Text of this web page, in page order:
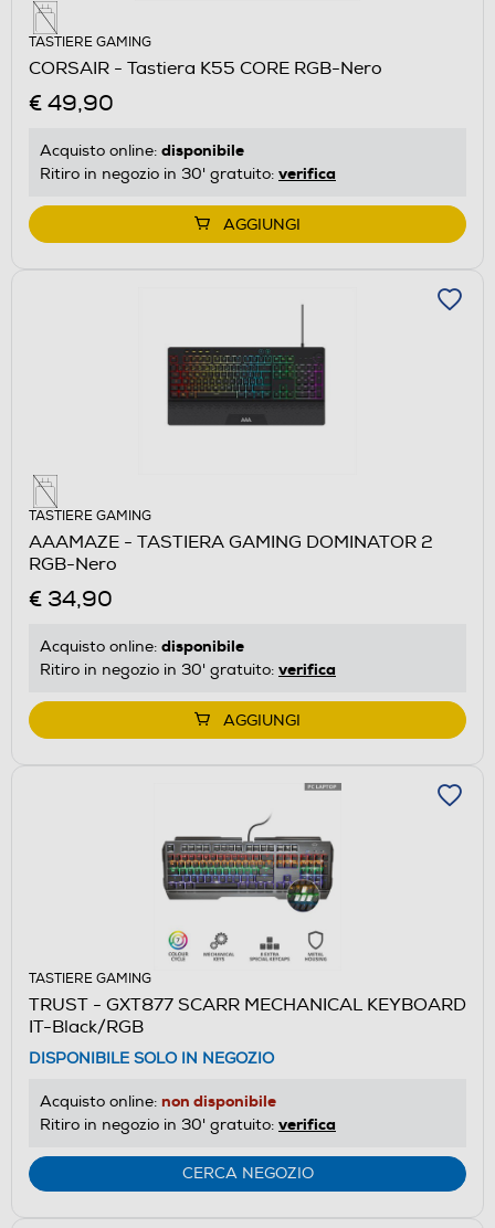
TASTIERE GAMING
CORSAIR - Tastiera K55 CORE RGB-Nero
€ 49,90
Acquisto online: disponibile
Ritiro in negozio in 30' gratuito: verifica
AGGIUNGI
TASTIERE GAMING
AAAMAZE - TASTIERA GAMING DOMINATOR 2
RGB-Nero
€ 34,90
Acquisto online: disponibile
Ritiro in negozio in 30' gratuito: verifica
AGGIUNGI
TASTIERE GAMING
TRUST - GXT877 SCARR MECHANICAL KEYBOARD
IT-Black/RGB
DISPONIBILE SOLO IN NEGOZIO
Acquisto online: non disponibile
Ritiro in negozio in 30' gratuito: verifica
CERCA NEGOZIO